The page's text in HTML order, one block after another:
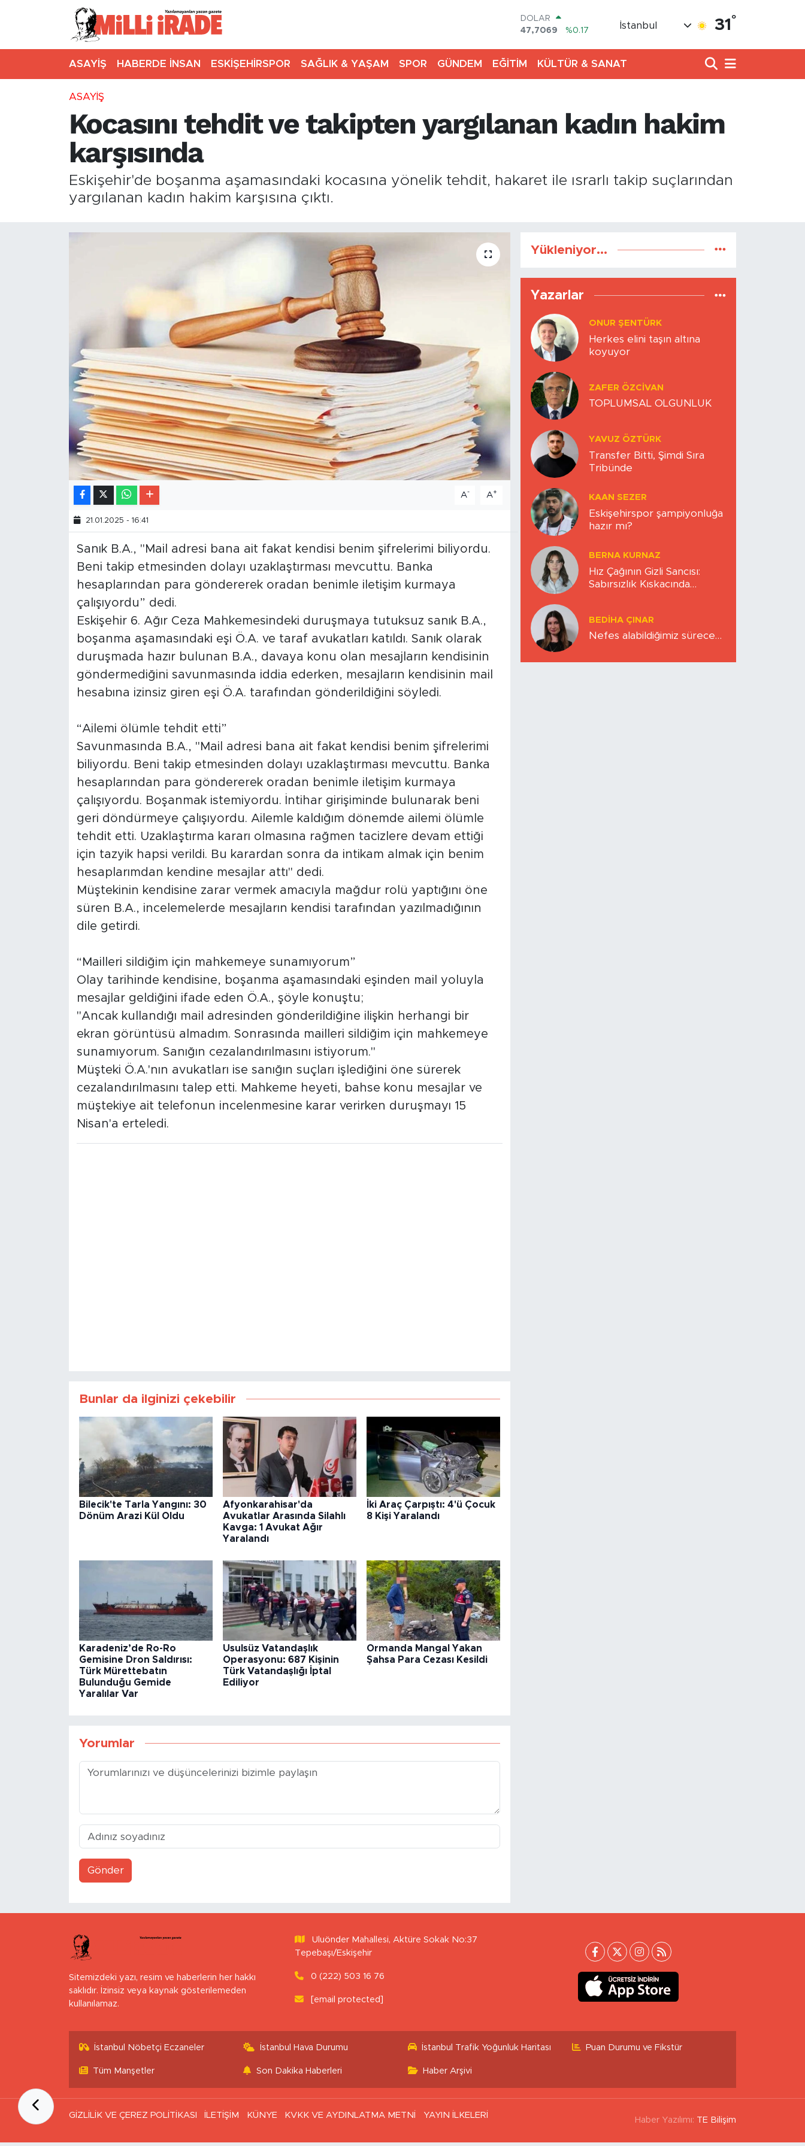
DOLAR
47,7069
%0.17
STERLİN
64,1897
%0.02
13.887
%64
İstanbul 31 °
ASAYİŞ HABERDE İNSAN ESKİŞEHİRSPOR SAĞLIK & YAŞAM SPOR GÜNDEM EĞİTİM KÜLTÜR & SANAT
ASAYİŞ
Kocasını tehdit ve takipten yargılanan kadın hakim
karşısında
Eskişehir'de boşanma aşamasındaki kocasına yönelik tehdit, hakaret ile ısrarlı takip suçlarından
yargılanan kadın hakim karşısına çıktı.
A- A+
21.01.2025 - 16:41
Sanık B.A., "Mail adresi bana ait fakat kendisi benim şifrelerimi biliyordu.
Beni takip etmesinden dolayı uzaklaştırması mevcuttu. Banka
hesaplarından para göndererek oradan benimle iletişim kurmaya
çalışıyordu” dedi.
Eskişehir 6. Ağır Ceza Mahkemesindeki duruşmaya tutuksuz sanık B.A.,
boşanma aşamasındaki eşi Ö.A. ve taraf avukatları katıldı. Sanık olarak
duruşmada hazır bulunan B.A., davaya konu olan mesajların kendisinin
göndermediğini savunmasında iddia ederken, mesajların kendisinin mail
hesabına izinsiz giren eşi Ö.A. tarafından gönderildiğini söyledi.
“Ailemi ölümle tehdit etti”
Savunmasında B.A., "Mail adresi bana ait fakat kendisi benim şifrelerimi
biliyordu. Beni takip etmesinden dolayı uzaklaştırması mevcuttu. Banka
hesaplarından para göndererek oradan benimle iletişim kurmaya
çalışıyordu. Boşanmak istemiyordu. İntihar girişiminde bulunarak beni
geri döndürmeye çalışıyordu. Ailemle kaldığım dönemde ailemi ölümle
tehdit etti. Uzaklaştırma kararı olmasına rağmen tacizlere devam ettiği
için tazyik hapsi verildi. Bu karardan sonra da intikam almak için benim
hesaplarımdan kendine mesajlar attı" dedi.
Müştekinin kendisine zarar vermek amacıyla mağdur rolü yaptığını öne
süren B.A., incelemelerde mesajların kendisi tarafından yazılmadığının
dile getirdi.
“Mailleri sildiğim için mahkemeye sunamıyorum”
Olay tarihinde kendisine, boşanma aşamasındaki eşinden mail yoluyla
mesajlar geldiğini ifade eden Ö.A., şöyle konuştu;
"Ancak kullandığı mail adresinden gönderildiğine ilişkin herhangi bir
ekran görüntüsü almadım. Sonrasında mailleri sildiğim için mahkemeye
sunamıyorum. Sanığın cezalandırılmasını istiyorum."
Müşteki Ö.A.'nın avukatları ise sanığın suçları işlediğini öne sürerek
cezalandırılmasını talep etti. Mahkeme heyeti, bahse konu mesajlar ve
müştekiye ait telefonun incelenmesine karar verirken duruşmayı 15
Nisan'a erteledi.
Bunlar da ilginizi çekebilir
Bilecik'te Tarla Yangını: 30
Dönüm Arazi Kül Oldu
Afyonkarahisar'da
Avukatlar Arasında Silahlı
Kavga: 1 Avukat Ağır
Yaralandı
İki Araç Çarpıştı: 4'ü Çocuk
8 Kişi Yaralandı
Karadeniz’de Ro-Ro
Gemisine Dron Saldırısı:
Türk Mürettebatın
Bulunduğu Gemide
Yaralılar Var
Usulsüz Vatandaşlık
Operasyonu: 687 Kişinin
Türk Vatandaşlığı İptal
Ediliyor
Ormanda Mangal Yakan
Şahsa Para Cezası Kesildi
Yorumlar
Gönder
Yükleniyor...
Yazarlar
ONUR ŞENTÜRK
Herkes elini taşın altına
koyuyor
ZAFER ÖZCIVAN
TOPLUMSAL OLGUNLUK
YAVUZ ÖZTÜRK
Transfer Bitti, Şimdi Sıra
Tribünde
KAAN SEZER
Eskişehirspor şampiyonluğa
hazır mı?
BERNA KURNAZ
Hız Çağının Gizli Sancısı:
Sabırsızlık Kıskacında
BEDIHA ÇINAR
Nefes alabildiğimiz sürece…
Sitemizdeki yazı, resim ve haberlerin her hakkı
saklıdır. İzinsiz veya kaynak gösterilemeden
kullanılamaz.
Uluönder Mahallesi, Aktüre Sokak No:37
Tepebaşı/Eskişehir
0 (222) 503 16 76
[email protected]
İstanbul Nöbetçi Eczaneler İstanbul Hava Durumu İstanbul Trafik Yoğunluk Haritası Puan Durumu ve Fikstür
Tüm Manşetler Son Dakika Haberleri Haber Arşivi
GİZLİLİK VE ÇEREZ POLİTİKASI İLETİŞİM KÜNYE KVKK VE AYDINLATMA METNİ YAYIN İLKELERİ
Haber Yazılımı: TE Bilişim